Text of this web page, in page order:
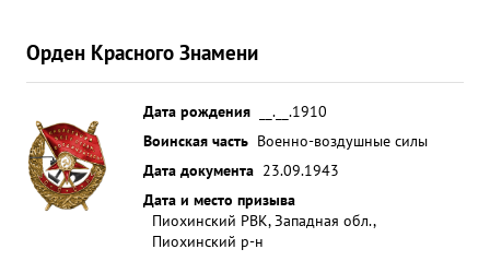
Орден Красного Знамени
Дата рождения
__.__.1910
Воинская часть Военно-воздушные силы
Дата документа 23.09.1943
Дата и место призыва
Пиохинский РВК, Западная обл.,
Пиохинский р-н